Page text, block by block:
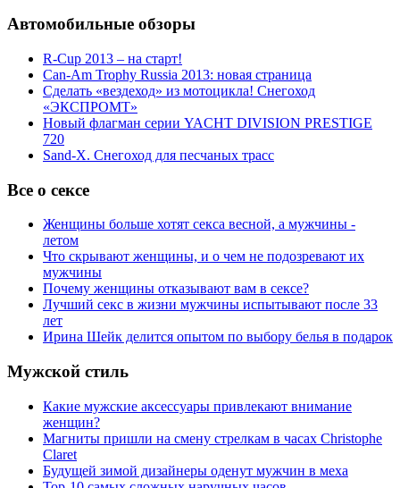
Автомобильные обзоры
R-Cup 2013 – на старт!
Can-Am Trophy Russia 2013: новая страница
Сделать «вездеход» из мотоцикла! Снегоход
«ЭКСПРОМТ»
Новый флагман серии YACHT DIVISION PRESTIGE
720
Sand-X. Снегоход для песчаных трасс
Все о сексе
Женщины больше хотят секса весной, а мужчины -
летом
Что скрывают женщины, и о чем не подозревают их
мужчины
Почему женщины отказывают вам в сексе?
Лучший секс в жизни мужчины испытывают после 33
лет
Ирина Шейк делится опытом по выбору белья в подарок
Мужской стиль
Какие мужские аксессуары привлекают внимание
женщин?
Магниты пришли на смену стрелкам в часах Christophe
Claret
Будущей зимой дизайнеры оденут мужчин в меха